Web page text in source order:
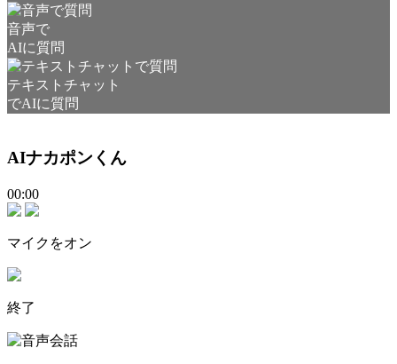
音声で
AIに質問
テキストチャット
でAIに質問
AIナカポンくん
00:00
マイクをオン
終了